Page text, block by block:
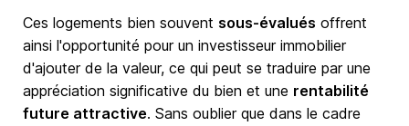
Ces logements bien souvent sous-évalués offrent
ainsi l'opportunité pour un investisseur immobilier
d'ajouter de la valeur, ce qui peut se traduire par une
appréciation significative du bien et une rentabilité
future attractive. Sans oublier que dans le cadre